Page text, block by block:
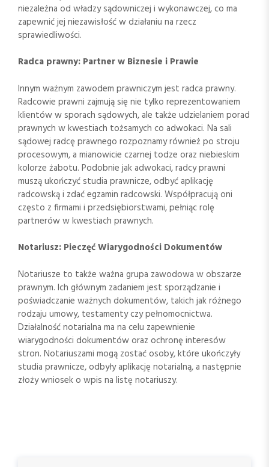
niezależna od władzy sądowniczej i wykonawczej, co ma
zapewnić jej niezawisłość w działaniu na rzecz
sprawiedliwości.
Radca prawny: Partner w Biznesie i Prawie
Innym ważnym zawodem prawniczym jest radca prawny.
Radcowie prawni zajmują się nie tylko reprezentowaniem
klientów w sporach sądowych, ale także udzielaniem porad
prawnych w kwestiach tożsamych co adwokaci. Na sali
sądowej radcę prawnego rozpoznamy również po stroju
procesowym, a mianowicie czarnej todze oraz niebieskim
kolorze żabotu. Podobnie jak adwokaci, radcy prawni
muszą ukończyć studia prawnicze, odbyć aplikację
radcowską i zdać egzamin radcowski. Współpracują oni
często z firmami i przedsiębiorstwami, pełniąc rolę
partnerów w kwestiach prawnych.
Notariusz: Pieczęć Wiarygodności Dokumentów
Notariusze to także ważna grupa zawodowa w obszarze
prawnym. Ich głównym zadaniem jest sporządzanie i
poświadczanie ważnych dokumentów, takich jak różnego
rodzaju umowy, testamenty czy pełnomocnictwa.
Działalność notarialna ma na celu zapewnienie
wiarygodności dokumentów oraz ochronę interesów
stron. Notariuszami mogą zostać osoby, które ukończyły
studia prawnicze, odbyły aplikację notarialną, a następnie
złoży wniosek o wpis na listę notariuszy.